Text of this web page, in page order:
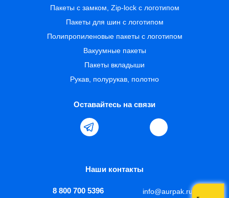
Пакеты с замком, Zip-lock с логотипом
Пакеты для шин с логотипом
Полипропиленовые пакеты с логотипом
Вакуумные пакеты
Пакеты вкладыши
Рукав, полурукав, полотно
Оставайтесь на связи
Наши контакты
8 800 700 5396 info@aurpak.ru